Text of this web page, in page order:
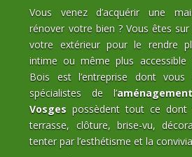
Vous venez d’acquérir une
rénover votre bien ? Vous êtes sur
votre extérieur pour le rendre
intime ou même plus accessible
Bois est l’entreprise dont
spécialistes de l’
Vosgespossèdent tout ce dont
terrasse, clôture, brise-vu,
tenter par l’esthétisme et la